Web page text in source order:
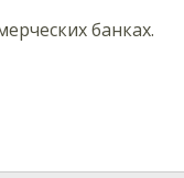
банках.